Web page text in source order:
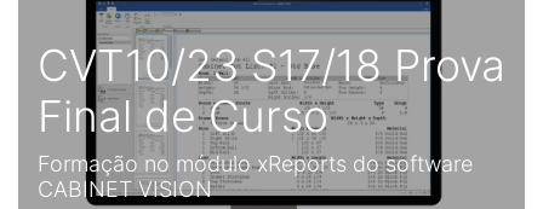
CVT10/23 S17/18 Prova
Final de Curso
Formação no módulo xReports do software
CABINET VISION